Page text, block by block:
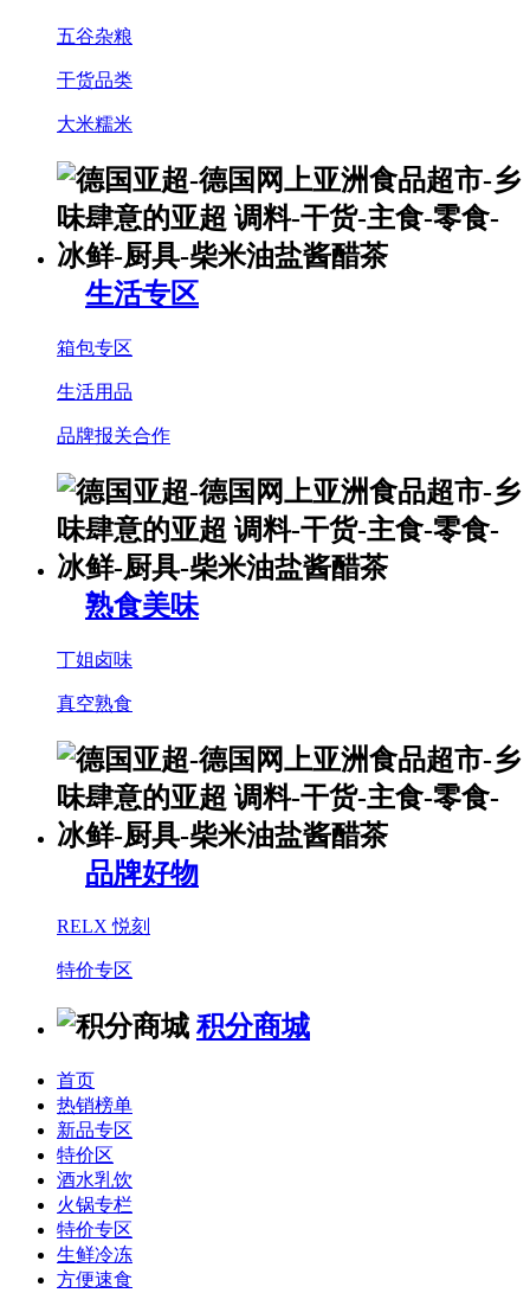
五谷杂粮
干货品类
大米糯米
生活专区
箱包专区
生活用品
品牌报关合作
熟食美味
丁姐卤味
真空熟食
品牌好物
RELX 悦刻
特价专区
积分商城
首页
热销榜单
新品专区
特价区
酒水乳饮
火锅专栏
特价专区
生鲜冷冻
方便速食